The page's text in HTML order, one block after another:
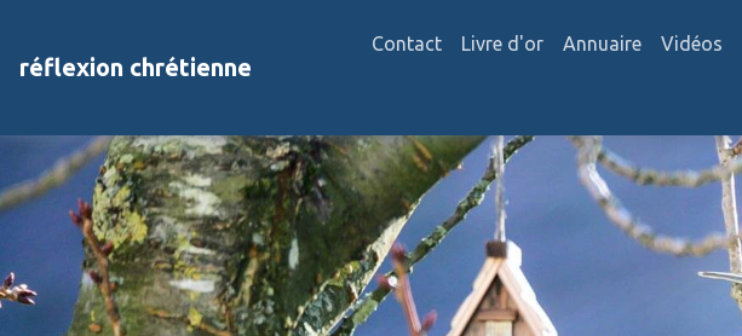
réflexion chrétienne
Contact Livre d'or Annuaire Vidéos